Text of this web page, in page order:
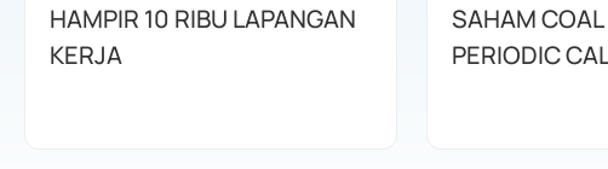
HAMPIR 10 RIBU LAPANGAN
KERJA
SAHAM
PERIODIC